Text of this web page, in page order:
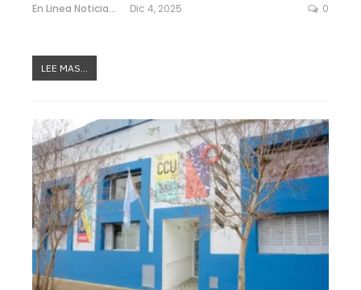
En Linea Noticias Dic 4, 2025 0
LEE MAS...